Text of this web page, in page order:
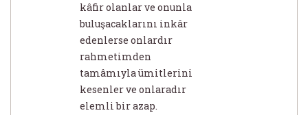
kâfir olanlar ve onunla
buluşacaklarını inkâr
edenlerse onlardır
rahmetimden
tamâmıyla ümitlerini
kesenler ve onlaradır
elemli bir azap.